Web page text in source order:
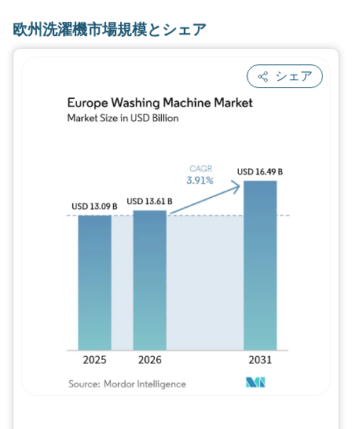
欧州洗濯機市場規模とシェア
シェア